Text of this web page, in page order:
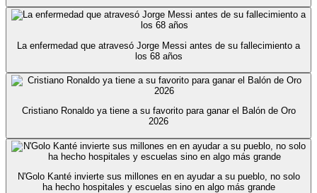
La enfermedad que atravesó Jorge Messi antes de su fallecimiento a
los 68 años
Cristiano Ronaldo ya tiene a su favorito para ganar el Balón de Oro
2026
N'Golo Kanté invierte sus millones en en ayudar a su pueblo, no solo
ha hecho hospitales y escuelas sino en algo más grande